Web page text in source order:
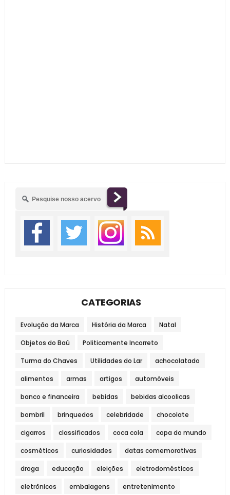
CATEGORIAS
Evolução da Marca História da Marca Natal
Objetos do Baú Politicamente Incorreto
Turma do Chaves Utilidades do Lar achocolatado
alimentos armas artigos automóveis
banco e financeira bebidas bebidas alcoolicas
bombril brinquedos celebridade chocolate
cigarros classificados coca cola copa do mundo
cosméticos curiosidades datas comemorativas
droga educação eleições eletrodomésticos
eletrônicos embalagens entretenimento